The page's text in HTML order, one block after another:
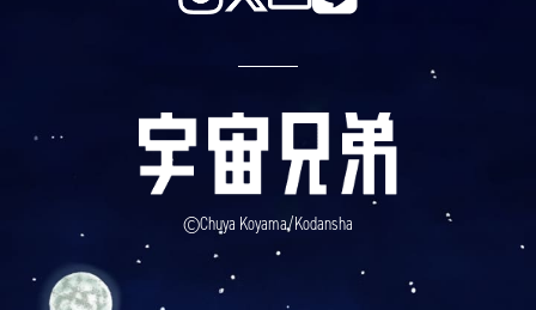
©Chuya Koyama/Kodansha